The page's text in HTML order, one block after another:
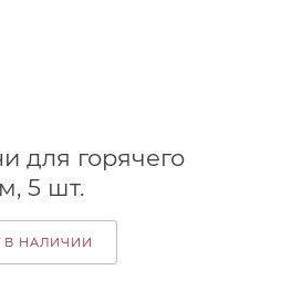
для горячего
5 шт.
В НАЛИЧИИ